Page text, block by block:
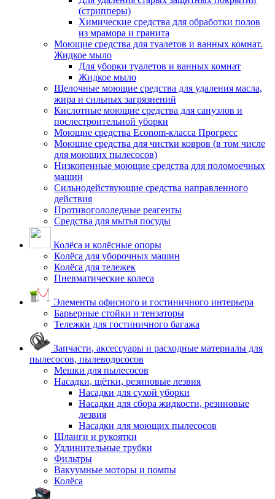
(стрипперы)
Химические средства для обработки полов
из мрамора и гранита
Моющие средства для туалетов и ванных комнат.
Жидкое мыло
Для уборки туалетов и ванных комнат
Жидкое мыло
Щелочные моющие средства для удаления масла,
жира и сильных загрязнений
Кислотные моющие средства для санузлов и
послестроительной уборки
Моющие средства Econom-класса Прогресс
Моющие средства для чистки ковров (в том числе
для моющих пылесосов)
Низкопенные моющие средства для поломоечных
машин
Сильнодействующие средства направленного
действия
Противогололедные реагенты
Средства для мытья посуды
Колёса и колёсные опоры
Колёса для уборочных машин
Колёса для тележек
Пневматические колеса
Элементы офисного и гостиничного интерьера
Барьерные стойки и тензаторы
Тележки для гостиничного багажа
Запчасти, аксессуары и расходные материалы для
пылесосов, пылеводососов
Мешки для пылесосов
Насадки, щётки, резиновые лезвия
Насадки для сухой уборки
Насадки для сбора жидкости, резиновые
лезвия
Насадки для моющих пылесосов
Шланги и рукоятки
Удлинительные трубки
Фильтры
Вакуумные моторы и помпы
Колёса